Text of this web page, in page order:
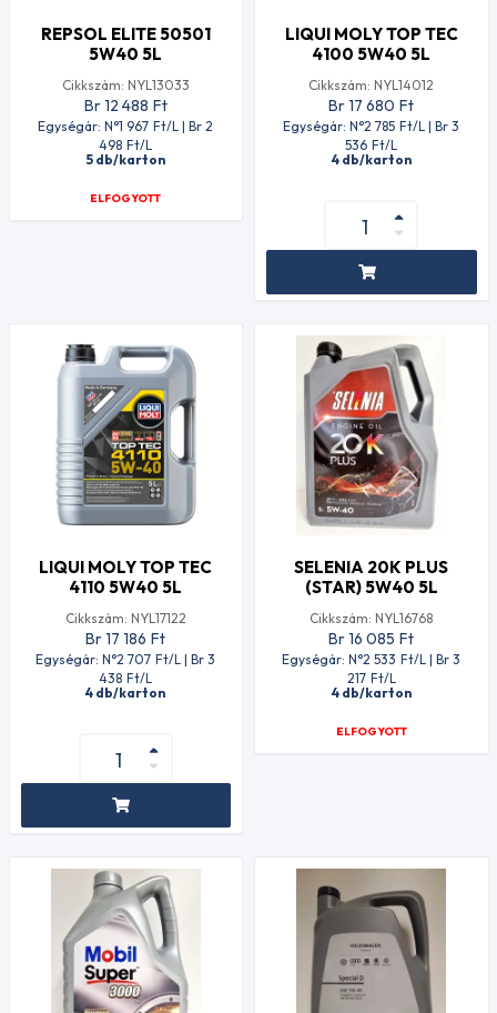
REPSOL ELITE 50501
5W40 5L
Cikkszám: NYL13033
Br 12 488 Ft
Egységár: N°1 967 Ft/L | Br 2
498 Ft/L
5 db/karton
ELFOGYOTT
LIQUI MOLY TOP TEC
4100 5W40 5L
Cikkszám: NYL14012
Br 17 680 Ft
Egységár: N°2 785 Ft/L | Br 3
536 Ft/L
4 db/karton
LIQUI MOLY TOP TEC
4110 5W40 5L
Cikkszám: NYL17122
Br 17 186 Ft
Egységár: N°2 707 Ft/L | Br 3
438 Ft/L
4 db/karton
SELENIA 20K PLUS
(STAR) 5W40 5L
Cikkszám: NYL16768
Br 16 085 Ft
Egységár: N°2 533 Ft/L | Br 3
217 Ft/L
4 db/karton
ELFOGYOTT